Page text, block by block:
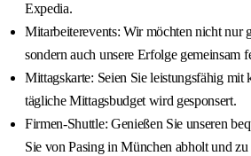
Expedia.
Mitarbeiterevents: Wir möchten nicht nur
sondern auch unsere Erfolge gemeinsam
Mittagskarte: Seien Sie leistungsfähig mit
tägliche Mittagsbudget wird gesponsert.
Firmen-Shuttle: Genießen Sie unseren
Sie von Pasing in München abholt und